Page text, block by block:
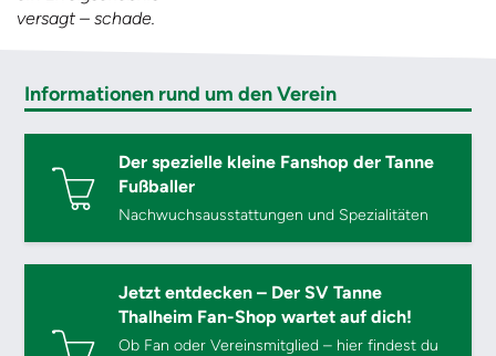
versagt – schade.
Informationen rund um den Verein
Der spezielle kleine Fanshop der Tanne
Fußballer
Nachwuchsausstattungen und Spezialitäten
Jetzt entdecken – Der SV Tanne
Thalheim Fan-Shop wartet auf dich!
Ob Fan oder Vereinsmitglied – hier findest du